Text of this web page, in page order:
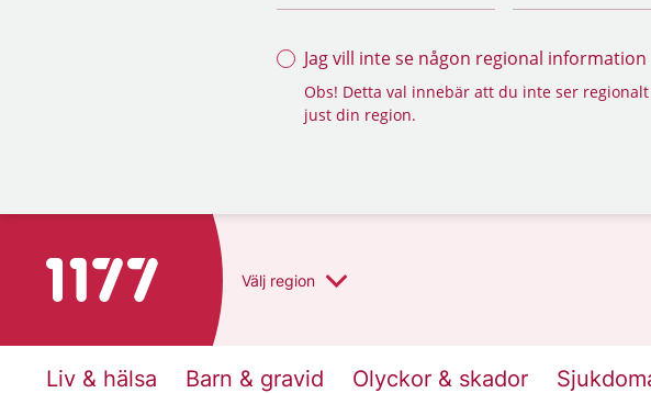
Jag vill inte se någon regional information
Obs! Detta val innebär att du inte ser
just din region.
Till startsidan för 1177 Välj region
Liv & hälsa Barn & gravid Olyckor & skador